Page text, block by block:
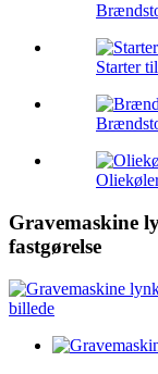
Starter
Gravemaskine
fastgørelse